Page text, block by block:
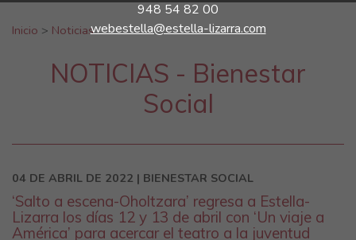
948 54 82 00
webestella@estella-lizarra.com
Buscar:
Inicio > Noticias
NOTICIAS - Bienestar
Social
04 DE ABRIL DE 2022 | BIENESTAR SOCIAL
‘Salto a escena-Oholtzara’ regresa a Estella-
Lizarra los días 12 y 13 de abril con ‘Un viaje a
América’ para acercar el teatro a la juventud